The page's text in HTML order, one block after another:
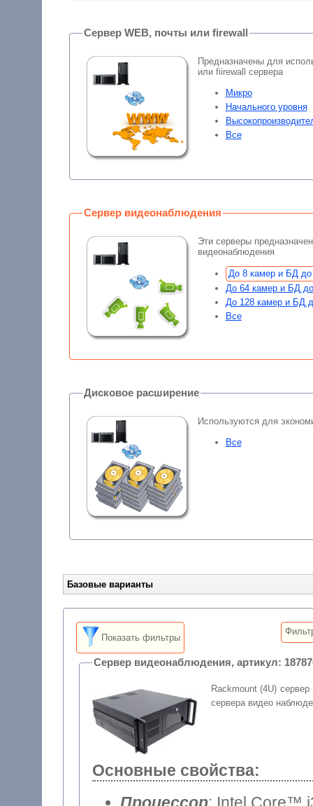
Сервер WEB, почты или firewall
Предназначены для
или fiirewall сервера
Микро
Начального уровня
Все
Сервер видеонаблюдения
Эти серверы
видеонаблюдения
До 8 камер и БД до
До 64 камер и БД
До 128 камер и БД
Все
Дисковое расширение
Используются для
Все
Базовые варианты
Показать фильтры
Сервер видеонаблюдения,
Rackmount (4U)
сервера видео
Основные свойства: